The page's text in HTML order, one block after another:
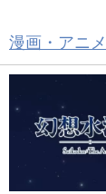
漫画・アニ